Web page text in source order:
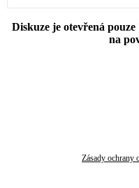
Diskuze je otevřená
na
Zásady ochrany